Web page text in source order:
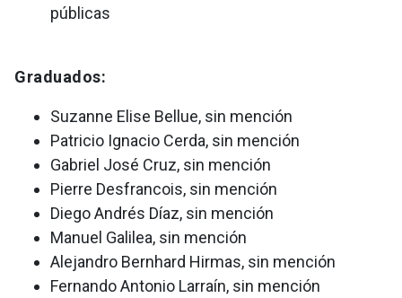
públicas
Graduados:
Suzanne Elise Bellue, sin mención
Patricio Ignacio Cerda, sin mención
Gabriel José Cruz, sin mención
Pierre Desfrancois, sin mención
Diego Andrés Díaz, sin mención
Manuel Galilea, sin mención
Alejandro Bernhard Hirmas, sin mención
Fernando Antonio Larraín, sin mención